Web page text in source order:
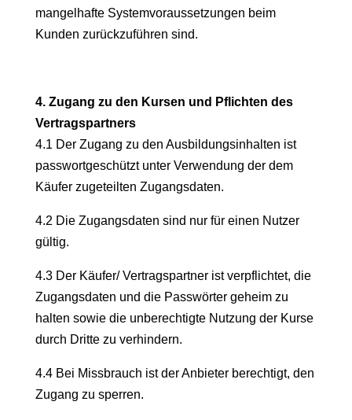
mangelhafte Systemvoraussetzungen beim
Kunden zurückzuführen sind.
4. Zugang zu den Kursen und Pflichten des
Vertragspartners
4.1 Der Zugang zu den Ausbildungsinhalten ist
passwortgeschützt unter Verwendung der dem
Käufer zugeteilten Zugangsdaten.
4.2 Die Zugangsdaten sind nur für einen Nutzer
gültig.
4.3 Der Käufer/ Vertragspartner ist verpflichtet, die
Zugangsdaten und die Passwörter geheim zu
halten sowie die unberechtigte Nutzung der Kurse
durch Dritte zu verhindern.
4.4 Bei Missbrauch ist der Anbieter berechtigt, den
Zugang zu sperren.